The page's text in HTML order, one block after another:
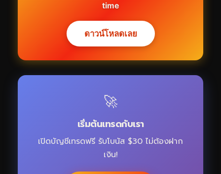
time
ดาวน์โหลดเลย
🚀
เริ่มต้นเทรดกับเรา
เปิดบัญชีเทรดฟรี รับโบนัส $30 ไม่ต้องฝาก
เงิน!